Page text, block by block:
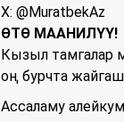
X: @MuratbekAz
ӨТӨ МААНИЛҮҮ!
Кызыл тамгалар
оң бурчта
Ассаламу